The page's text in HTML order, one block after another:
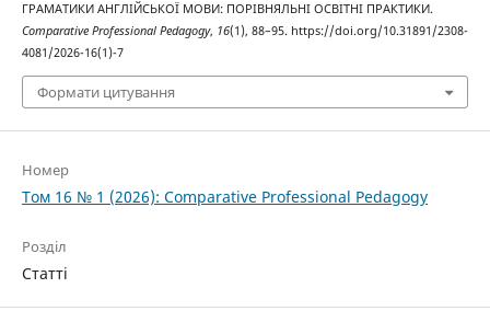
ГРАМАТИКИ АНГЛІЙСЬКОЇ МОВИ: ПОРІВНЯЛЬНІ ОСВІТНІ ПРАКТИКИ.
Comparative Professional Pedagogy, 16(1), 88–95. https://doi.org/10.31891/2308-
4081/2026-16(1)-7
Формати цитування
Номер
Том 16 № 1 (2026): Comparative Professional Pedagogy
Розділ
Статті